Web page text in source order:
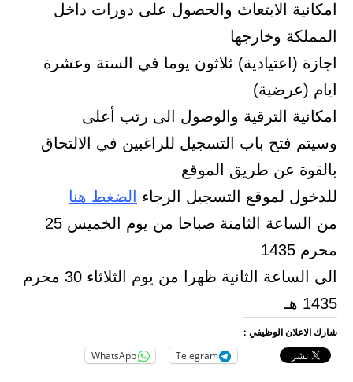
امكانية الابتعاث والحصول على دورات داخل
المملكة وخارجها
اجازة (اعتيادية) ثلاثون يوما في السنة وعشرة
ايام (عرضية)
امكانية الترقية والوصول الى رتب أعلى
وسيتم فتح باب التسجيل للراغبين في الالتحاق
بالقوة عن طريق الموقع
للدخول لموقع التسجيل الرجاء
الضغط هنا
من الساعة الثامنة صباحا من يوم الخميس 25
محرم 1435
الى الساعة الثانية ظهرا من يوم الثلاثاء 30 محرم
1435 هـ
شارك الاعلان الوظيفي :
Telegram
WhatsApp